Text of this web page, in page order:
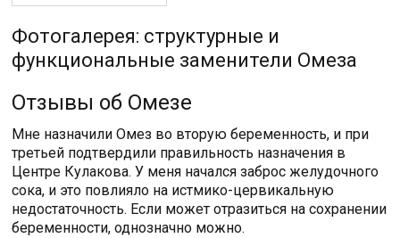
Фотогалерея: структурные и
функциональные заменители Омеза
Отзывы об Омезе
Мне назначили Омез во вторую беременность, и при
третьей подтвердили правильность назначения в
Центре Кулакова. У меня начался заброс желудочного
сока, и это повлияло на истмико-цервикальную
недостаточность. Если может отразиться на сохранении
беременности, однозначно можно.